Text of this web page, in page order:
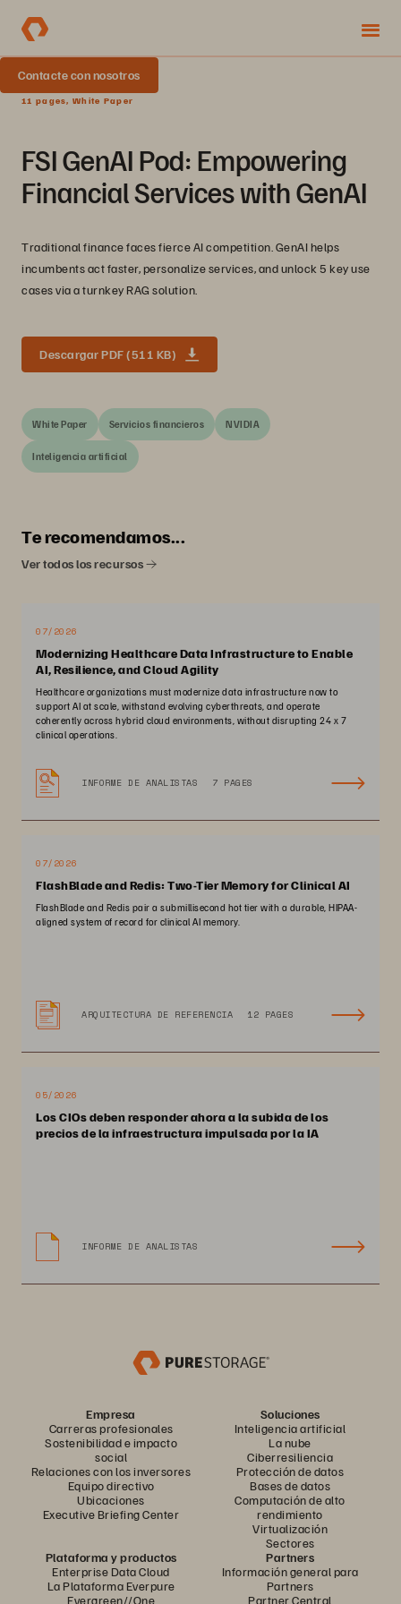
Contacte con nosotros
11 pages, White Paper
FSI GenAI Pod: Empowering
Financial Services with GenAI
Traditional finance faces fierce AI competition. GenAI helps
incumbents act faster, personalize services, and unlock 5 key use
cases via a turnkey RAG solution.
Descargar PDF (511 KB)
White Paper Servicios financieros NVIDIA
Inteligencia artificial
Te recomendamos...
Ver todos los recursos
07/2026
Modernizing Healthcare Data Infrastructure to Enable
AI, Resilience, and Cloud Agility
Healthcare organizations must modernize data infrastructure now to
support AI at scale, withstand evolving cyberthreats, and operate
coherently across hybrid cloud environments, without disrupting 24 x 7
clinical operations.
INFORME DE ANALISTAS 7 PAGES
07/2026
FlashBlade and Redis: Two-Tier Memory for Clinical AI
FlashBlade and Redis pair a submillisecond hot tier with a durable, HIPAA-
aligned system of record for clinical AI memory.
ARQUITECTURA DE REFERENCIA 12 PAGES
05/2026
Los CIOs deben responder ahora a la subida de los
precios de la infraestructura impulsada por la IA
INFORME DE ANALISTAS
Empresa
Carreras profesionales
Sostenibilidad e impacto
social
Relaciones con los inversores
Equipo directivo
Ubicaciones
Executive Briefing Center
Soluciones
Inteligencia artificial
La nube
Ciberresiliencia
Protección de datos
Bases de datos
Computación de alto
rendimiento
Virtualización
Sectores
Plataforma y productos
Enterprise Data Cloud
La Plataforma Everpure
Evergreen//One
Partners
Información general para
Partners
Partner Central